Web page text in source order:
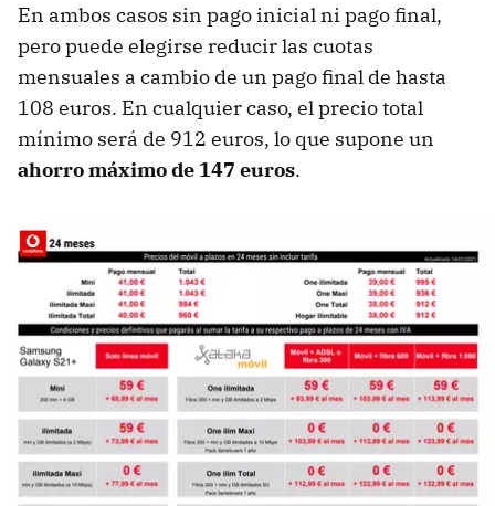
En ambos casos sin pago inicial ni pago final,
pero puede elegirse reducir las cuotas
mensuales a cambio de un pago final de hasta
108 euros. En cualquier caso, el precio total
mínimo será de 912 euros, lo que supone un
ahorro máximo de 147 euros.